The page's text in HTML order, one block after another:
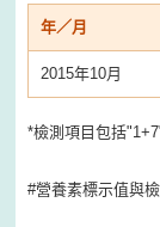
年／月
2015年10月
*檢測項目包括
#營養素標示值與